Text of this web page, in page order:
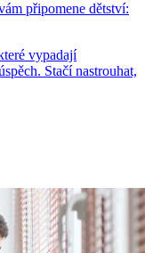
připomene dětství:
vypadají
Stačí nastrouhat,